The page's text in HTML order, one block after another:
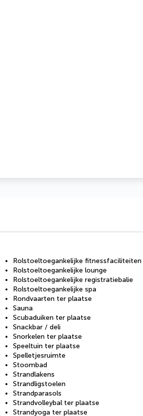
Rolstoeltoegankelijke fitnessfaciliteiten
Rolstoeltoegankelijke lounge
Rolstoeltoegankelijke registratiebalie
Rolstoeltoegankelijke spa
Rondvaarten ter plaatse
Sauna
Scubaduiken ter plaatse
Snackbar / deli
Snorkelen ter plaatse
Speeltuin ter plaatse
Spelletjesruimte
Stoombad
Strandlakens
Strandligstoelen
Strandparasols
Strandvolleybal ter plaatse
Strandyoga ter plaatse